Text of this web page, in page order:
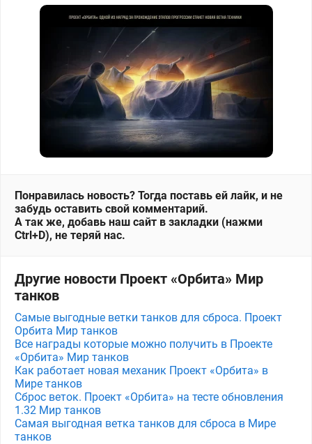
Понравилась новость? Тогда поставь ей лайк, и не
забудь оставить свой комментарий.
А так же, добавь наш сайт в закладки (нажми
Ctrl+D), не теряй нас.
Другие новости Проект «Орбита» Мир
танков
Самые выгодные ветки танков для сброса. Проект
Орбита Мир танков
Все награды которые можно получить в Проекте
«Орбита» Мир танков
Как работает новая механик Проект «Орбита» в
Мире танков
Сброс веток. Проект «Орбита» на тесте обновления
1.32 Мир танков
Самая выгодная ветка танков для сброса в Мире
танков